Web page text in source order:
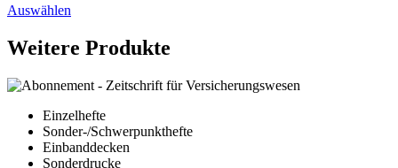
Auswählen
Weitere Produkte
Einzelhefte
Sonder-/Schwerpunkthefte
Einbanddecken
Sonderdrucke